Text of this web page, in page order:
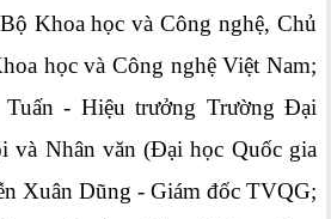
Khoa học và Công nghệ, Chủ
học và Công nghệ Việt Nam;
- Hiệu trưởng Trường Đại
và Nhân văn (Đại học Quốc gia
Xuân Dũng - Giám đốc TVQG;